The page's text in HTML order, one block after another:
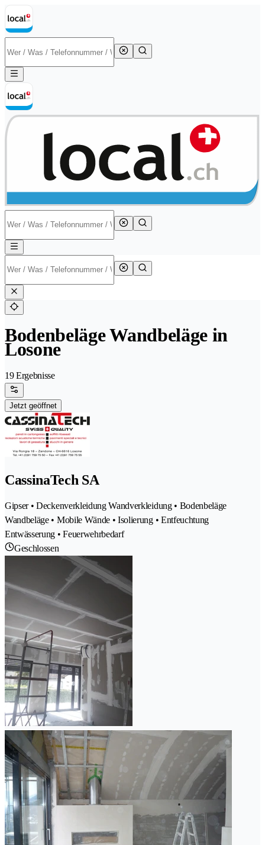
Bodenbeläge Wandbeläge in
Losone
19 Ergebnisse
Jetzt geöffnet
CassinaTech SA
Gipser • Deckenverkleidung Wandverkleidung • Bodenbeläge
Wandbeläge • Mobile Wände • Isolierung • Entfeuchtung
Entwässerung • Feuerwehrbedarf
Geschlossen